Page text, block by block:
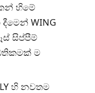
හිමේ
WING
සිප්පීම්
ම
හි නවතම